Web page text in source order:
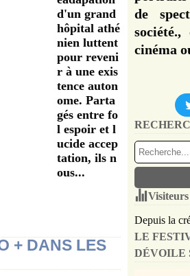
d'un grand
hôpital athé
nien luttent
pour reveni
r à une exis
tence auton
ome. Parta
gés entre fo
l espoir et l
ucide accep
tation, ils n
ous...
+ DANS LES
de
cinéma
Visiteurs
Depuis la
LE
DÉVOILE